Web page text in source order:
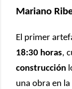
Mariano
El primer
18:30 horas,
construcción
una obra en la